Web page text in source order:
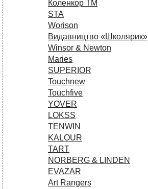
Коленкор ТМ
STA
Worison
Видавництво «Школярик»
Winsor & Newton
Maries
SUPERIOR
Touchnew
Touchfive
YOVER
LOKSS
TENWIN
KALOUR
TART
NORBERG & LINDEN
EVAZAR
Art Rangers